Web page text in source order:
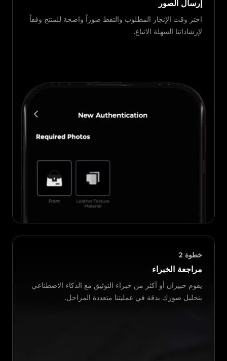
إرسال الصور
اختر وقت الإنجاز المطلوب والتقط صوراً واضحة للمنتج وفقاً
لإرشاداتنا السهلة الاتباع.
خطوة 2
مراجعة الخبراء
يقوم خبيران أو أكثر من خبراء التوثيق مع الذكاء الاصطناعي
بتحليل صورك بدقة في عمليتنا متعددة المراحل.